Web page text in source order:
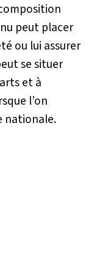
peut placer
ou lui assurer
se situer
et à
l’on
nationale.